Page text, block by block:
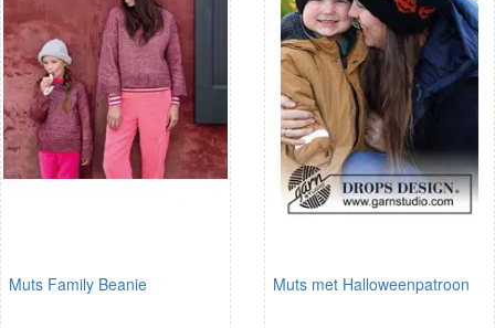
Muts Family Beanie Muts met Halloweenpatroon